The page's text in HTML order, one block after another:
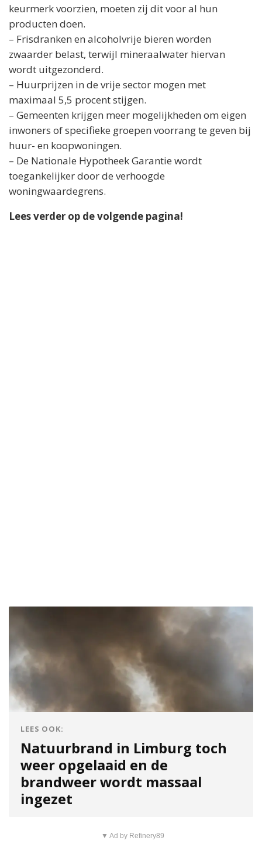
keurmerk voorzien, moeten zij dit voor al hun
producten doen.
– Frisdranken en alcoholvrije bieren worden
zwaarder belast, terwijl mineraalwater hiervan
wordt uitgezonderd.
– Huurprijzen in de vrije sector mogen met
maximaal 5,5 procent stijgen.
– Gemeenten krijgen meer mogelijkheden om eigen
inwoners of specifieke groepen voorrang te geven bij
huur- en koopwoningen.
– De Nationale Hypotheek Garantie wordt
toegankelijker door de verhoogde
woningwaardegrens.
Lees verder op de volgende pagina!
LEES OOK:
Natuurbrand in Limburg toch
weer opgelaaid en de
brandweer wordt massaal
ingezet
▼ Ad by Refinery89